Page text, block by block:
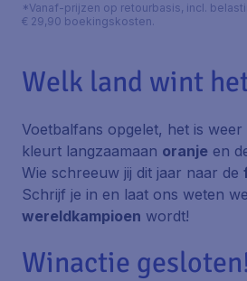
*Vanaf-prijzen op retourbasis, incl.
€ 29,90 boekingskosten.
Welk land wint
Voetbalfans opgelet, het is
kleurt langzaamaan oranje en
Wie schreeuw jij dit jaar naar de
Schrijf je in en laat ons weten
wereldkampioen wordt!
Winactie